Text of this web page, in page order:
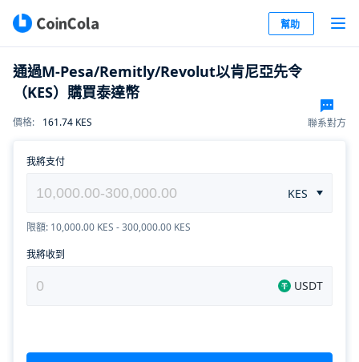
幫助
通過M-Pesa/Remitly/Revolut以肯尼亞先令
（KES）購買泰達幣
價格: 161.74 KES 聯系對方
我將支付
KES
限額: 10,000.00 KES - 300,000.00 KES
我將收到
USDT